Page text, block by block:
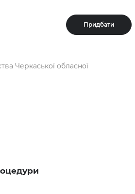
Придбати
Черкаської обласної